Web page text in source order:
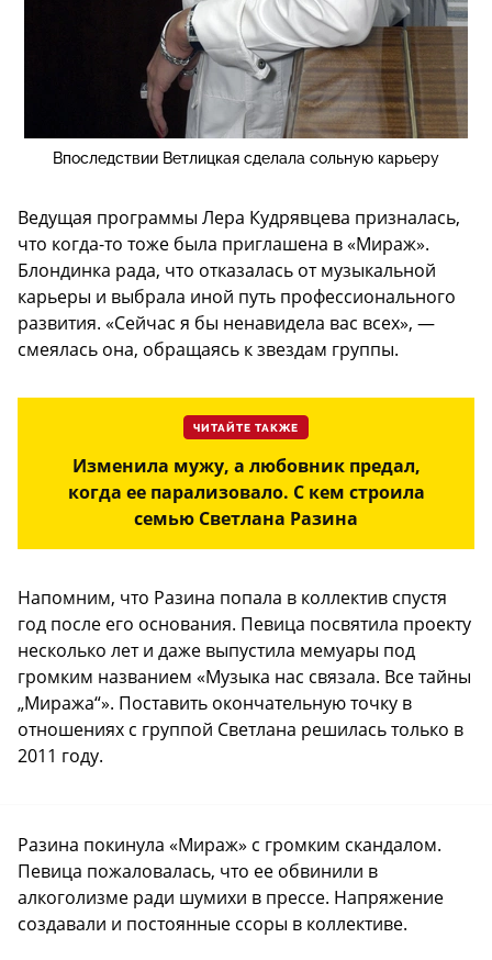
Впоследствии Ветлицкая сделала сольную карьеру
Ведущая программы Лера Кудрявцева призналась,
что когда-то тоже была приглашена в «Мираж».
Блондинка рада, что отказалась от музыкальной
карьеры и выбрала иной путь профессионального
развития. «Сейчас я бы ненавидела вас всех», —
смеялась она, обращаясь к звездам группы.
ЧИТАЙТЕ ТАКЖЕ
Изменила мужу, а любовник предал,
когда ее парализовало. С кем строила
семью Светлана Разина
Напомним, что Разина попала в коллектив спустя
год после его основания. Певица посвятила проекту
несколько лет и даже выпустила мемуары под
громким названием «Музыка нас связала. Все тайны
„Миража“». Поставить окончательную точку в
отношениях с группой Светлана решилась только в
2011 году.
Разина покинула «Мираж» с громким скандалом.
Певица пожаловалась, что ее обвинили в
алкоголизме ради шумихи в прессе. Напряжение
создавали и постоянные ссоры в коллективе.